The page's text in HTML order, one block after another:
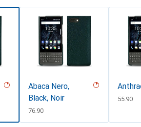
Abaca Nero,
Black, Noir
CHF
76.90
CHF
55.90